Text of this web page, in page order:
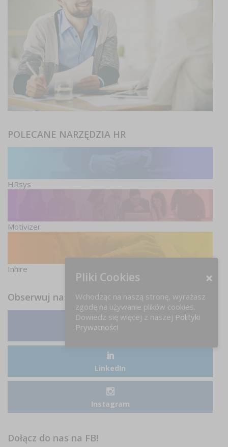
POLECANE NARZĘDZIA HR
HRsys
Motivizer
Inhire
Obserwuj nas
Facebook
LinkedIn
Instagram
Dołącz do nas na FB!
Pliki Cookies
Wchodząc na naszą stronę, wyrażasz
zgodę na używanie plików cookies.
Dowiedz się więcej z naszej Polityki
Prywatności